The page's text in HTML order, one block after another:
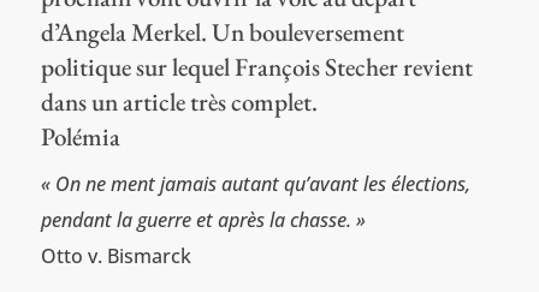
d’Angela Merkel. Un bouleversement
politique sur lequel François Stecher revient
dans un article très complet.
Polémia
« On ne ment jamais autant qu’avant les élections,
pendant la guerre et après la chasse. »
Otto v. Bismarck